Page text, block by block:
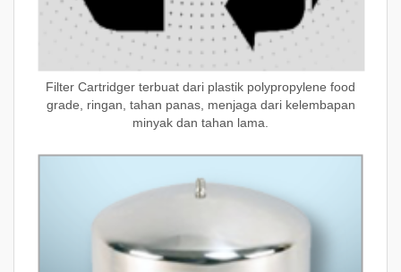
Filter Cartridger terbuat dari plastik polypropylene food
grade, ringan, tahan panas, menjaga dari kelembapan
minyak dan tahan lama.